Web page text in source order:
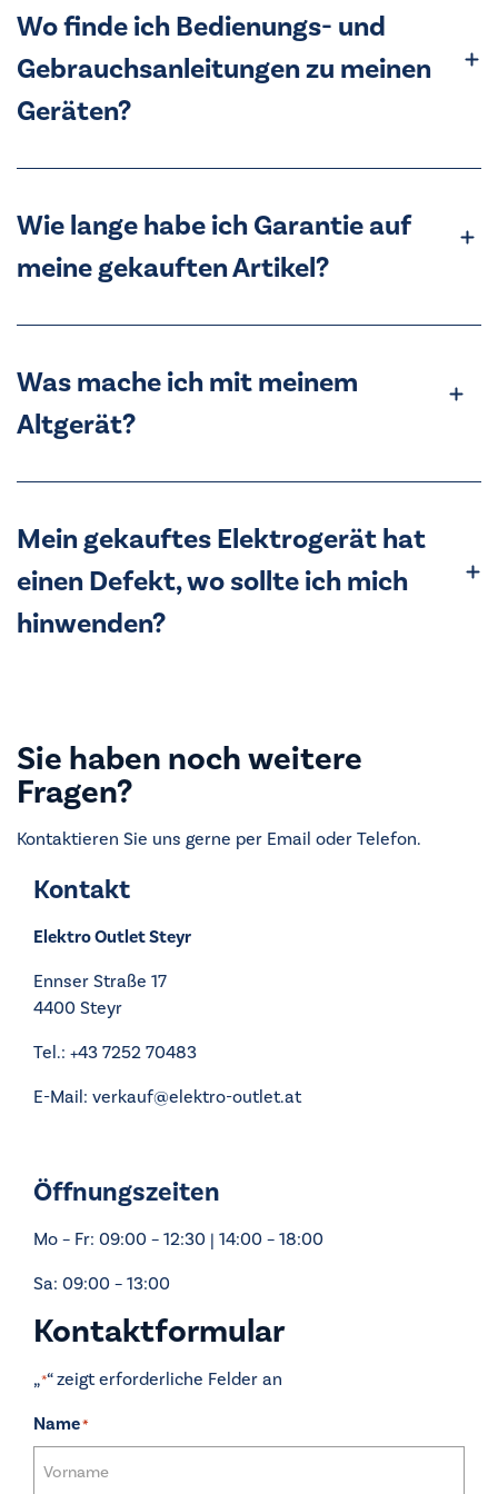
Wo finde ich Bedienungs- und
Gebrauchsanleitungen zu meinen
Geräten?
Wie lange habe ich Garantie auf
meine gekauften Artikel?
Was mache ich mit meinem
Altgerät?
Mein gekauftes Elektrogerät hat
einen Defekt, wo sollte ich mich
hinwenden?
Sie haben noch weitere
Fragen?
Kontaktieren Sie uns gerne per Email oder Telefon.
Kontakt
Elektro Outlet Steyr
Ennser Straße 17
4400 Steyr
Tel.: +43 7252 70483
E-Mail: verkauf@elektro-outlet.at
Öffnungszeiten
Mo – Fr: 09:00 – 12:30 | 14:00 – 18:00
Sa: 09:00 – 13:00
Kontaktformular
„*“ zeigt erforderliche Felder an
Name*